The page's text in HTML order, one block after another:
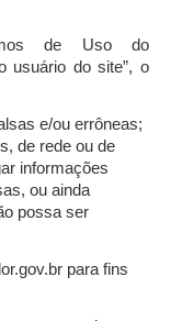
de Uso do
usuário do site”, o
e/ou errôneas;
de rede ou de
informações
ou ainda
possa ser
para fins